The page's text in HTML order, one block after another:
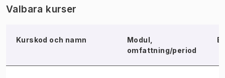
Valbara kurser
Kurskod och namn
Modul,
omfattning/period